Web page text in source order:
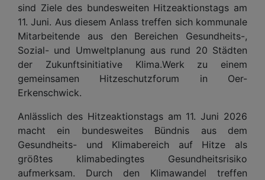
sind Ziele des bundesweiten Hitzeaktionstags am
11. Juni. Aus diesem Anlass treffen sich kommunale
Mitarbeitende aus den Bereichen Gesundheits-,
Sozial- und Umweltplanung aus rund 20 Städten
der Zukunftsinitiative Klima.Werk zu einem
gemeinsamen Hitzeschutzforum in Oer-
Erkenschwick.
Anlässlich des Hitzeaktionstags am 11. Juni 2026
macht ein bundesweites Bündnis aus dem
Gesundheits- und Klimabereich auf Hitze als
größtes klimabedingtes Gesundheitsrisiko
aufmerksam. Durch den Klimawandel treffen